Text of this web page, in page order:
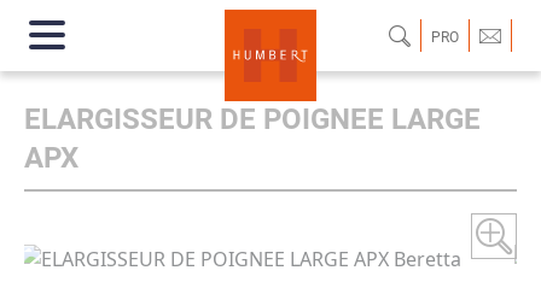
PRO
ELARGISSEUR DE POIGNEE LARGE
APX